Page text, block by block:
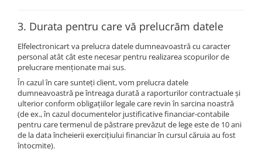
3. Durata pentru care vă prelucrăm datele
Elfelectronicart va prelucra datele dumneavoastră cu caracter
personal atât cât este necesar pentru realizarea scopurilor de
prelucrare menționate mai sus.
În cazul în care sunteți client, vom prelucra datele
dumneavoastră pe întreaga durată a raporturilor contractuale și
ulterior conform obligațiilor legale care revin în sarcina noastră
(de ex., în cazul documentelor justificative financiar-contabile
pentru care termenul de păstrare prevăzut de lege este de 10 ani
de la data încheierii exercițiului financiar în cursul căruia au fost
întocmite).